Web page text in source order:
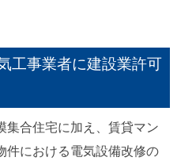
工事業者に建設業許可
集合住宅に加え、賃貸マン
件における電気設備改修の